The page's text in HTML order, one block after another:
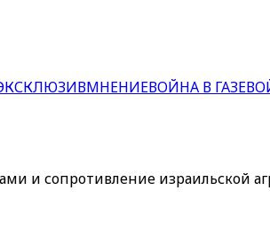
МНЕНИЕВОЙНА В ГАЗЕ
и сопротивление израильской